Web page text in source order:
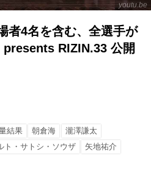
youtu.be
者4名を含む、全選手が
RIZIN.33 公開
結果 朝倉海
瀧澤謙太
ト・サトシ・ソウザ
矢地祐介